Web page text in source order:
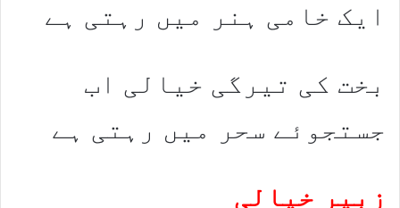
ایک خامی ہنر میں رہتی ہے
بخت کی تیرگی خیالی اب
جستجوئے سحر میں رہتی ہے
زبیر خیالی